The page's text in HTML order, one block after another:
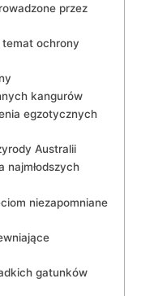
przez
ochrony
kangurów
egzotycznych
Australii
najmłodszych
niezapomniane
gatunków